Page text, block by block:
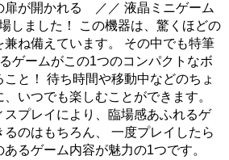
が開かれる ／／ 液晶ミニゲーム
しました！ この機器は、驚くほどの
ね備えています。 その中でも特筆
ゲームがこの1つのコンパクトなボ
と！ 待ち時間や移動中などのちょ
いつでも楽しむことができます。
プレイにより、臨場感あふれるゲ
のはもちろん、 一度プレイしたら
るゲーム内容が魅力の1つです。